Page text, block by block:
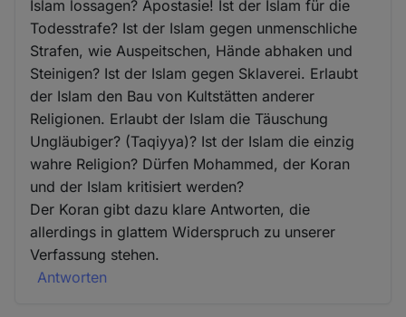
Islam lossagen? Apostasie! Ist der Islam für die
Todesstrafe? Ist der Islam gegen unmenschliche
Strafen, wie Auspeitschen, Hände abhaken und
Steinigen? Ist der Islam gegen Sklaverei. Erlaubt
der Islam den Bau von Kultstätten anderer
Religionen. Erlaubt der Islam die Täuschung
Ungläubiger? (Taqiyya)? Ist der Islam die einzig
wahre Religion? Dürfen Mohammed, der Koran
und der Islam kritisiert werden?
Der Koran gibt dazu klare Antworten, die
allerdings in glattem Widerspruch zu unserer
Verfassung stehen.
Antworten